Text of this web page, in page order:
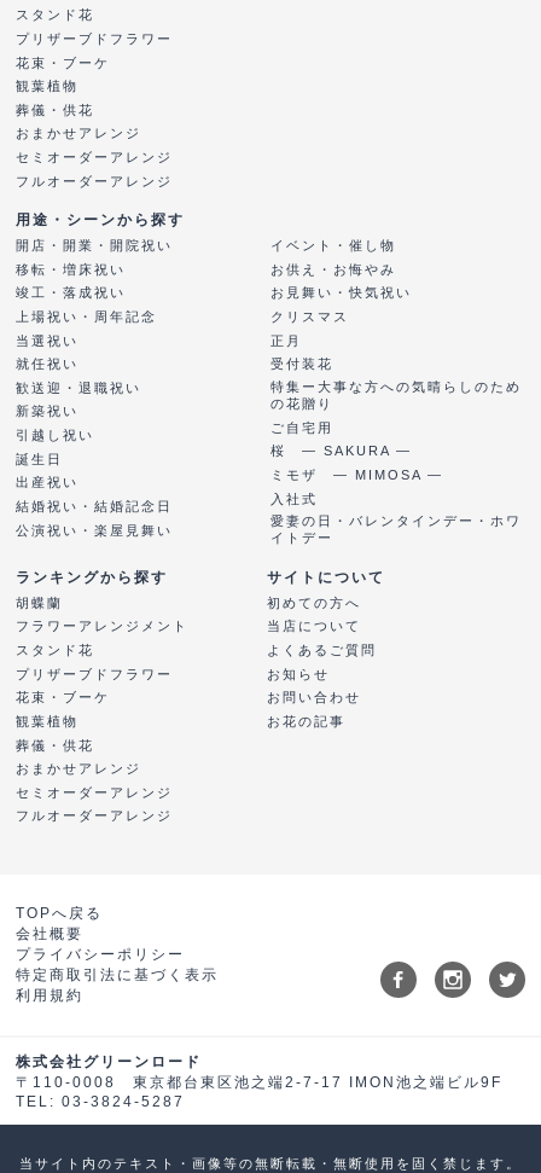
スタンド花
プリザーブドフラワー
花束・ブーケ
観葉植物
葬儀・供花
おまかせアレンジ
セミオーダーアレンジ
フルオーダーアレンジ
用途・シーンから探す
開店・開業・開院祝い
移転・増床祝い
竣工・落成祝い
上場祝い・周年記念
当選祝い
就任祝い
歓送迎・退職祝い
新築祝い
引越し祝い
誕生日
出産祝い
結婚祝い・結婚記念日
公演祝い・楽屋見舞い
イベント・催し物
お供え・お悔やみ
お見舞い・快気祝い
クリスマス
正月
受付装花
特集ー大事な方への気晴らしのため
の花贈り
ご自宅用
桜 ― SAKURA ―
ミモザ ― MIMOSA ―
入社式
愛妻の日・バレンタインデー・ホワ
イトデー
ランキングから探す
胡蝶蘭
フラワーアレンジメント
スタンド花
プリザーブドフラワー
花束・ブーケ
観葉植物
葬儀・供花
おまかせアレンジ
セミオーダーアレンジ
フルオーダーアレンジ
サイトについて
初めての方へ
当店について
よくあるご質問
お知らせ
お問い合わせ
お花の記事
TOPへ戻る
会社概要
プライバシーポリシー
特定商取引法に基づく表示
利用規約
株式会社グリーンロード
〒110-0008 東京都台東区池之端2-7-17 IMON池之端ビル9F
TEL: 03-3824-5287
当サイト内のテキスト・画像等の無断転載・無断使用を固く禁じます。